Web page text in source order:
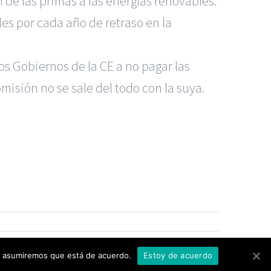
por cada año de retraso en la
de la CE a no pagar las
no se sale del todo con la suya.
que está de acuerdo. Estoy de acuerdo